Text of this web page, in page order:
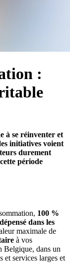
:
à se réinventer et
initiatives voient
durement
période
100 %
dépensé dans les
maximale de
à vos
Belgique, dans un
et services larges et